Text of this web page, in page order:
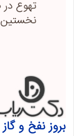
بروز نفخ و